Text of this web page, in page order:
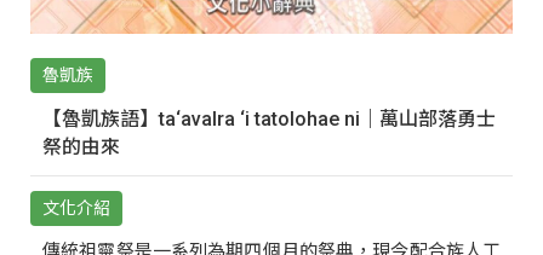
魯凱族
【魯凱族語】ta‘avalra ‘i tatolohae ni｜萬山部落勇士
祭的由來
文化介紹